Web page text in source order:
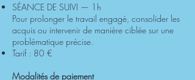
SÉANCE DE SUIVI — 1h
Pour prolonger le travail engagé, consolider les
acquis ou intervenir de manière ciblée sur une
problématique précise.
Tarif : 80 €
Modalités de paiement